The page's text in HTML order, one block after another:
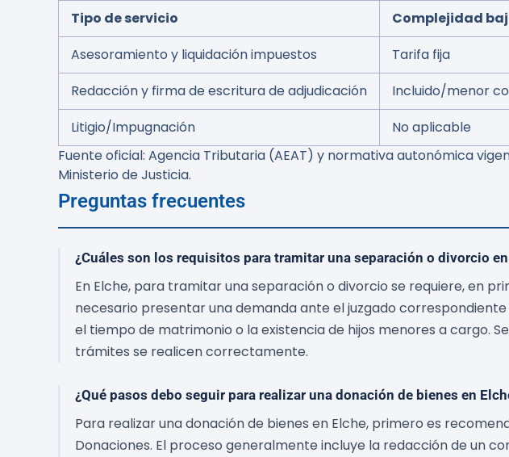
Tipo de servicio
Complejidad
Asesoramiento y liquidación impuestos
Tarifa fija
Redacción y firma de escritura de adjudicación
Incluido/menor
Litigio/Impugnación
No aplicable
Fuente oficial: Agencia Tributaria (AEAT) y normativa autonómica
Ministerio de Justicia.
Preguntas frecuentes
¿Cuáles son los requisitos para tramitar una separación o divorcio
En Elche, para tramitar una separación o divorcio se requiere, en
necesario presentar una demanda ante el juzgado
el tiempo de matrimonio o la existencia de hijos menores a cargo.
trámites se realicen correctamente.
¿Qué pasos debo seguir para realizar una donación de bienes en
Para realizar una donación de bienes en Elche, primero es
Donaciones. El proceso generalmente incluye la redacción de un